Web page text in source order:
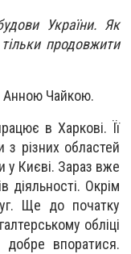
України. Як
продовжити
Анною Чайкою.
в Харкові. Її
різних областей
у Києві. Зараз вже
діяльності. Окрім
Ще до початку
обліці
впоратися.